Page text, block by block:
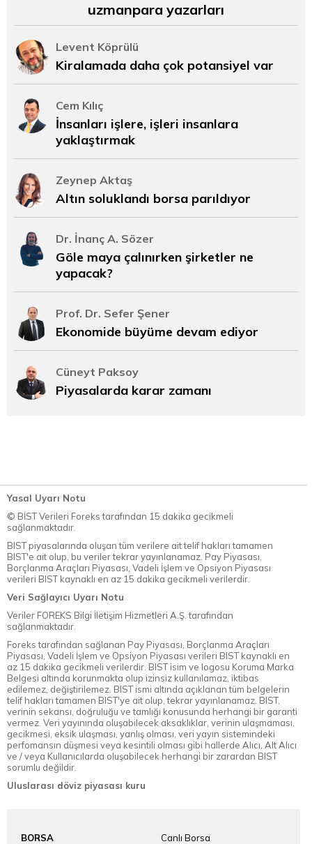
uzmanpara yazarları
Levent Köprülü
Kiralamada daha çok potansiyel var
Cem Kılıç
İnsanları işlere, işleri insanlara
yaklaştırmak
Zeynep Aktaş
Altın soluklandı borsa parıldıyor
Dr. İnanç A. Sözer
Göle maya çalınırken şirketler ne
yapacak?
Prof. Dr. Sefer Şener
Ekonomide büyüme devam ediyor
Cüneyt Paksoy
Piyasalarda karar zamanı
Yasal Uyarı Notu
© BİST Verileri Foreks tarafından 15 dakika gecikmeli
sağlanmaktadır.
BIST piyasalarında oluşan tüm verilere ait telif hakları tamamen
BIST'e ait olup, bu veriler tekrar yayınlanamaz. Pay Piyasası,
Borçlanma Araçları Piyasası, Vadeli İşlem ve Opsiyon Piyasası
verileri BIST kaynaklı en az 15 dakika gecikmeli verilerdir.
Veri Sağlayıcı Uyarı Notu
Veriler FOREKS Bilgi İletişim Hizmetleri A.Ş. tarafından
sağlanmaktadır.
Foreks tarafından sağlanan Pay Piyasası, Borçlanma Araçları
Piyasası, Vadeli İşlem ve Opsiyon Piyasası verileri BIST kaynaklı en
az 15 dakika gecikmeli verilerdir. BIST isim ve logosu Koruma Marka
Belgesi altında korunmakta olup izinsiz kullanılamaz, iktibas
edilemez, değiştirilemez. BIST ismi altında açıklanan tüm belgelerin
telif hakları tamamen BIST'ye ait olup, tekrar yayınlanamaz. BIST,
verinin sekansı, doğruluğu ve tamlığı konusunda herhangi bir garanti
vermez. Veri yayınında oluşabilecek aksaklıklar, verinin ulaşmaması,
gecikmesi, eksik ulaşması, yanlış olması, veri yayın sistemindeki
perfomansın düşmesi veya kesintili olması gibi hallerde Alıcı, Alt Alıcı
ve / veya Kullanıcılarda oluşabilecek herhangi bir zarardan BIST
sorumlu değildir.
Uluslarası döviz piyasası kuru
BORSA Canlı Borsa